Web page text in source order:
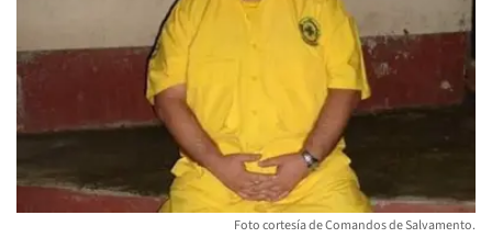
Foto cortesía de Comandos de Salvamento.